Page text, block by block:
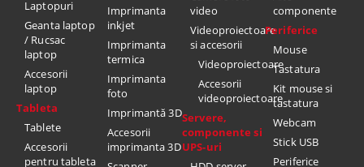
Laptopuri
Geanta laptop
/ Rucsac
laptop
Accesorii
laptop
Tableta
Tablete
Accesorii
pentru tableta
Imprimanta
inkjet
Imprimanta
termica
Imprimanta
foto
Imprimantă 3D
Accesorii
imprimanta 3D
video
Videoproiectoare
si accesorii
Videoproiectoare
Accesorii
videoproiectoare
Servere,
componente si
UPS-uri
componente
Periferice
Mouse
Tastatura
Kit mouse si
tastatura
Webcam
Stick USB
Periferice